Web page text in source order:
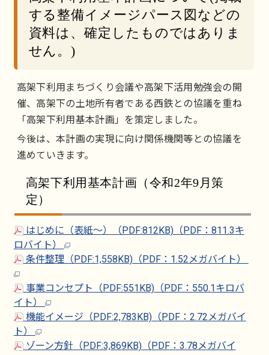
する整備イメージパース図などの
資料は、確定したものではありま
せん。)
高架下利用まちづくり会議や高架下活用勉強会の開
催、高架下の土地所有者である西鉄との協議を重ね
「高架下利用基本計画」を策定しました。
今後は、本計画の実現に向け関係機関等との協議を
進めていきます。
高架下利用基本計画（令和2年9月策
定）
はじめに（表紙～）（PDF:812KB)（PDF：811.3キ
ロバイト）
条件整理（PDF:1,558KB)（PDF：1.52メガバイト）
事業コンセプト（PDF:551KB)（PDF：550.1キロバ
イト）
機能イメージ（PDF:2,783KB)（PDF：2.72メガバイ
ト）
ゾーン方針（PDF:3,869KB)（PDF：3.78メガバイ